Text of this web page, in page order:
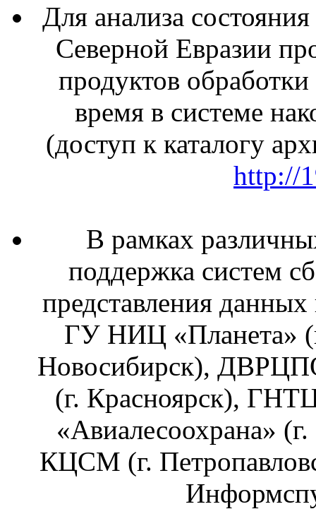
Для анализа
Северной Евразии
продуктов
время в системе
(доступ к каталогу
http://
В рамках
поддержка систем
представления
ГУ НИЦ «Планета»
Новосибирск),
(г. Красноярск),
«Авиалесоохрана»
КЦСМ (г.